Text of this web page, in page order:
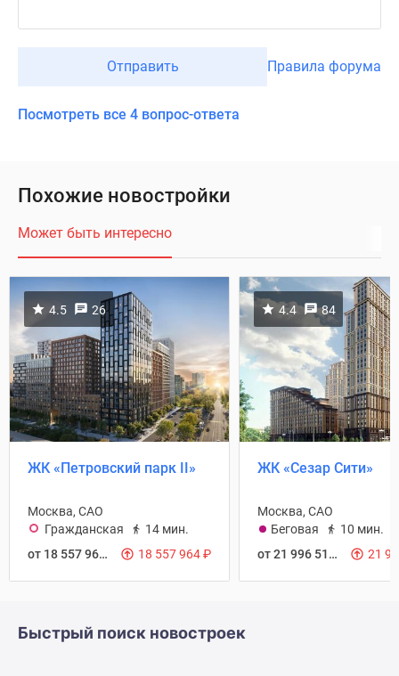
Отправить Правила форума
Посмотреть все 4 вопрос-ответа
Похожие новостройки
Может быть интересно
4.5 26
ЖК «Петровский парк II»
Москва, САО
Гражданская
14 мин.
от 18 557 964
18 557 964₽
4.4 84
ЖК «Сезар Сити»
Москва, САО
Беговая
10 мин.
от 21 996 512
21
Быстрый поиск новостроек